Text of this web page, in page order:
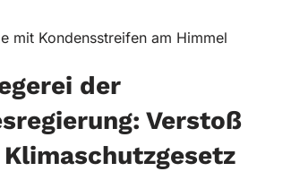
der
Verstoß
Klimaschutzgesetz